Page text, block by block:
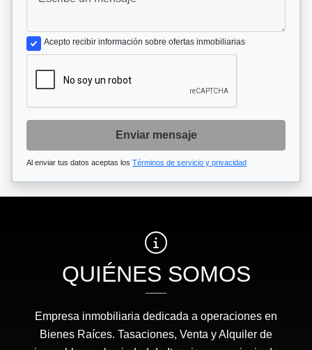
Acepto recibir información sobre ofertas inmobiliarias
Enviar mensaje
Al enviar tus datos aceptas los Términos de servicio y privacidad
QUIÉNES SOMOS
Empresa inmobiliaria dedicada a operaciones en
Bienes Raíces. Tasaciones, Venta y Alquiler de